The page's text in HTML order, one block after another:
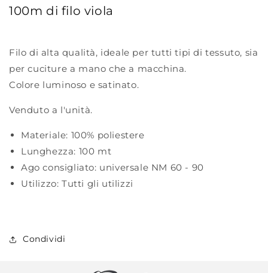
100m di filo viola
Filo di alta qualità, ideale per tutti tipi di tessuto, sia
per cuciture a mano che a macchina.
Colore luminoso e satinato.
Venduto a l'unità.
Materiale: 100% poliestere
Lunghezza: 100 mt
Ago consigliato: universale NM 60 - 90
Utilizzo: Tutti gli utilizzi
Condividi